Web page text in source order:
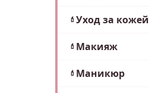
Уход за кожей
Макияж
Маникюр